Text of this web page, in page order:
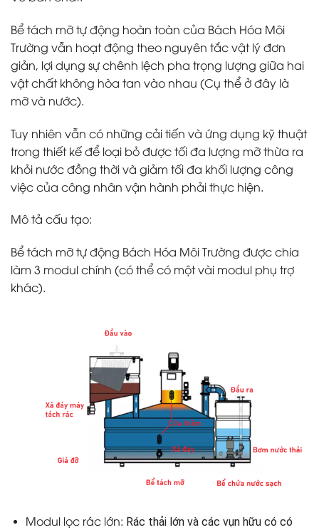
Bể tách mỡ tự động hoàn toàn của Bách Hóa Môi
Trường vẫn hoạt động theo nguyên tắc vật lý đơn
giản, lợi dụng sự chênh lệch pha trọng lượng giữa hai
vật chất không hòa tan vào nhau (Cụ thể ở đây là
mỡ và nước).
Tuy nhiên vẫn có những cải tiến và ứng dụng kỹ thuật
trong thiết kế để loại bỏ được tối đa lượng mỡ thừa ra
khỏi nước đồng thời và giảm tối đa khối lượng công
việc của công nhân vận hành phải thực hiện.
Mô tả cấu tạo:
Bể tách mỡ tự động Bách Hóa Môi Trường được chia
làm 3 modul chính (có thể có một vài modul phụ trợ
khác).
Modul lọc rác lớn: Rác thải lớn và các vụn hữu có có